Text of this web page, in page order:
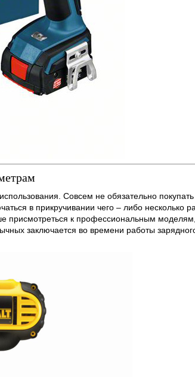
Совсем не обязательно покупать
в прикручивании чего – либо несколько
присмотреться к профессиональным моделям,
заключается во времени работы